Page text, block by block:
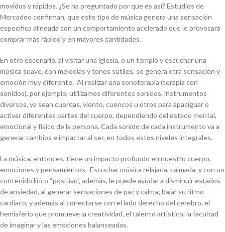
movidos y rápidos. ¿Se ha preguntado por que es así? Estudios de
Mercadeo confirman, que este tipo de música genera una sensación
específica alineada con un comportamiento acelerado que le provocará
comprar más rápido y en mayores cantidades.
En otro escenario, al visitar una iglesia, o un templo y escuchar una
música suave, con melodías y tonos sutiles, se genera otra sensación y
emoción muy diferente. Al realizar una sonoterapia (terapia con
sonidos), por ejemplo, utilizamos diferentes sonidos, instrumentos
diversos, ya sean cuerdas, viento, cuencos u otros para apaciguar o
activar diferentes partes del cuerpo, dependiendo del estado mental,
emocional y físico de la persona. Cada sonido de cada instrumento va a
generar cambios e impactar al ser, en todos estos niveles integrales.
La música, entonces, tiene un impacto profundo en nuestro cuerpo,
emociones y pensamientos. Escuchar música relajada, calmada, y con un
contenido lírico “positivo”, además, le puede ayudar a disminuir estados
de ansiedad, al generar sensaciones de paz y calma; bajar su ritmo
cardiaco, y además al conectarse con el lado derecho del cerebro, el
hemisferio que promueve la creatividad, el talento artístico, la facultad
de imaginar y las emociones balanceadas.